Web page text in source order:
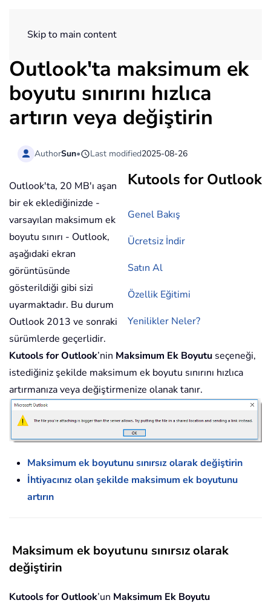
Skip to main content
Outlook'ta maksimum ek
boyutu sınırını hızlıca
artırın veya değiştirin
AuthorSun• Last modified2025-08-26
Kutools for Outlook
Genel Bakış
Ücretsiz İndir
Satın Al
Özellik Eğitimi
Yenilikler Neler?
Outlook'ta, 20 MB'ı aşan
bir ek eklediğinizde -
varsayılan maksimum ek
boyutu sınırı - Outlook,
aşağıdaki ekran
görüntüsünde
gösterildiği gibi sizi
uyarmaktadır. Bu durum
Outlook 2013 ve sonraki
sürümlerde geçerlidir.
Kutools for Outlook’nin Maksimum Ek Boyutu seçeneği,
istediğiniz şekilde maksimum ek boyutu sınırını hızlıca
artırmanıza veya değiştirmenize olanak tanır.
Maksimum ek boyutunu sınırsız olarak değiştirin
İhtiyacınız olan şekilde maksimum ek boyutunu
artırın
Maksimum ek boyutunu sınırsız olarak
değiştirin
Kutools for Outlook’un Maksimum Ek Boyutu